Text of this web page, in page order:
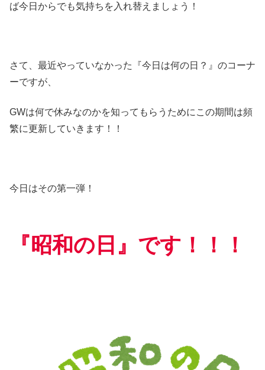
ば今日からでも気持ちを入れ替えましょう！
さて、最近やっていなかった『今日は何の日？』のコーナ
ーですが、
GWは何で休みなのかを知ってもらうためにこの期間は頻
繁に更新していきます！！
今日はその第一弾！
『昭和の日』です！！！